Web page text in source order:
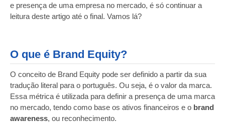
e presença de uma empresa no mercado, é só continuar a
leitura deste artigo até o final. Vamos lá?
O que é Brand Equity?
O conceito de Brand Equity pode ser definido a partir da sua
tradução literal para o português. Ou seja, é o valor da marca.
Essa métrica é utilizada para definir a presença de uma marca
no mercado, tendo como base os ativos financeiros e o brand
awareness, ou reconhecimento.